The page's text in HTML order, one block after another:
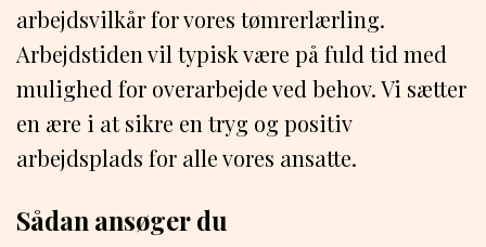
arbejdsvilkår for vores tømrerlærling.
Arbejdstiden vil typisk være på fuld tid med
mulighed for overarbejde ved behov. Vi sætter
en ære i at sikre en tryg og positiv
arbejdsplads for alle vores ansatte.
Sådan ansøger du